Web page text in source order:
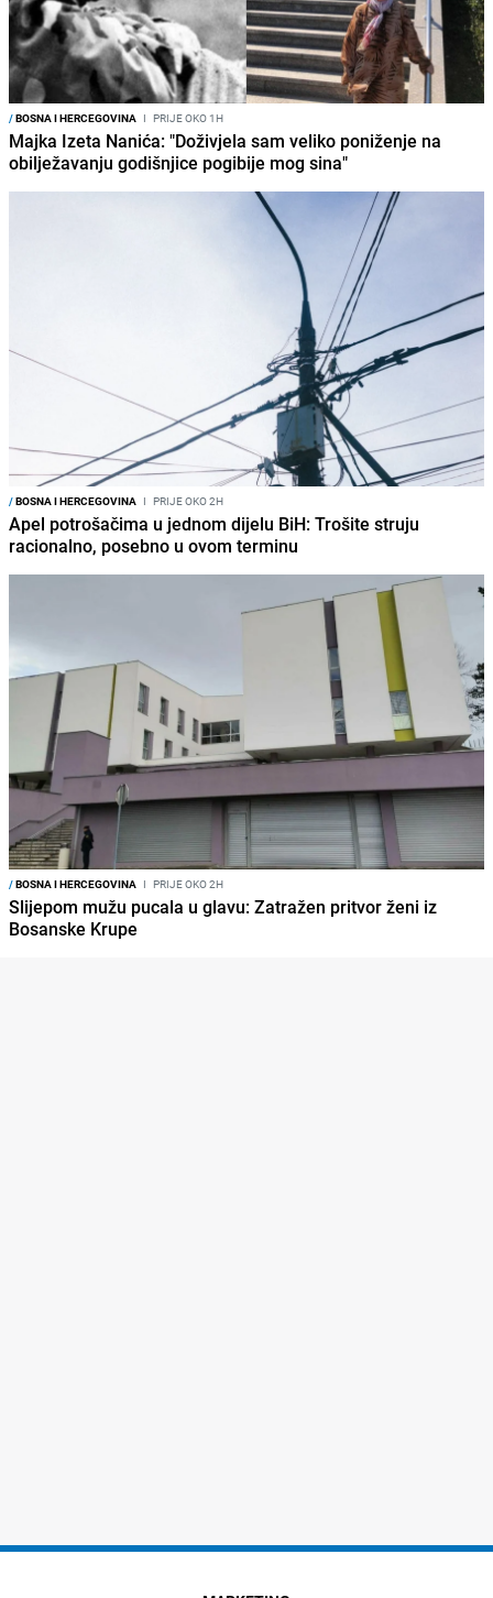
/BOSNA I HERCEGOVINA I PRIJE OKO 1H
Majka Izeta Nanića: "Doživjela sam veliko poniženje na
obilježavanju godišnjice pogibije mog sina"
/BOSNA I HERCEGOVINA I PRIJE OKO 2H
Apel potrošačima u jednom dijelu BiH: Trošite struju
racionalno, posebno u ovom terminu
/BOSNA I HERCEGOVINA I PRIJE OKO 2H
Slijepom mužu pucala u glavu: Zatražen pritvor ženi iz
Bosanske Krupe